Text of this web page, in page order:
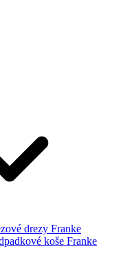
drezy Franke
koše Franke